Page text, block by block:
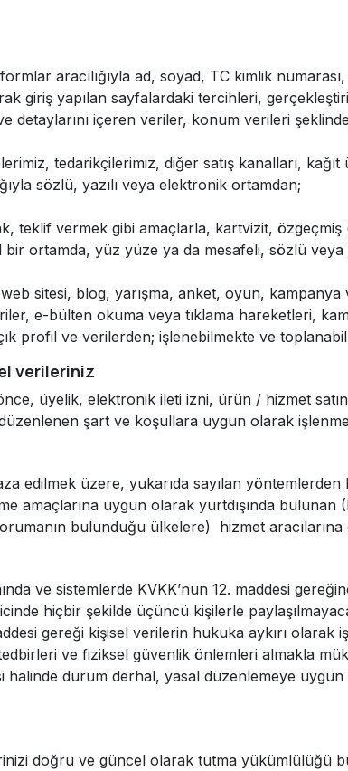
aracılığıyla ad, soyad, TC kimlik
giriş yapılan sayfalardaki tercihleri,
detaylarını içeren veriler, konum verileri
tedarikçilerimiz, diğer satış kanalları,
sözlü, yazılı veya elektronik ortamdan;
teklif vermek gibi amaçlarla, kartvizit,
ortamda, yüz yüze ya da mesafeli, sözlü veya
sitesi, blog, yarışma, anket, oyun,
e-bülten okuma veya tıklama hareketleri,
profil ve verilerden; işlenebilmekte ve
verileriniz
üyelik, elektronik ileti izni, ürün / hizmet
şart ve koşullara uygun olarak
edilmek üzere, yukarıda sayılan
amaçlarına uygun olarak yurtdışında bulunan
bulunduğu ülkelere) hizmet aracılarına
ve sistemlerde KVKK’nun 12. maddesi
hiçbir şekilde üçüncü kişilerle
gereği kişisel verilerin hukuka aykırı
ve fiziksel güvenlik önlemleri almakla
durum derhal, yasal düzenlemeye uygun
doğru ve güncel olarak tutma yükümlülüğü